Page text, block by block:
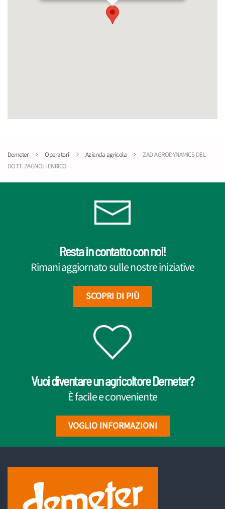
Demeter Operatori Azienda agricola
ZAD AGRODYNAMICS DEL
DOTT. ZAGNOLI ENRICO
Resta in contatto con noi!
Rimani aggiornato sulle nostre iniziative
SCOPRI DI PIÙ
Vuoi diventare un agricoltore Demeter?
È facile e conveniente
VOGLIO INFORMAZIONI